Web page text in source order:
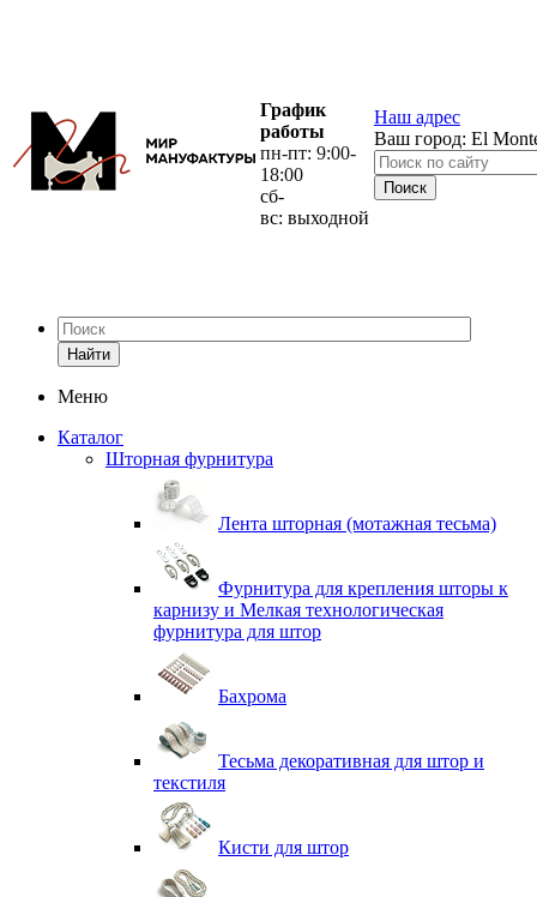
График
работы
пн-пт: 9:00-
18:00
сб-
вс: выходной
Наш адрес
Ваш город: El
Найти
Меню
Каталог
Шторная фурнитура
Лента шторная (мотажная тесьма)
Фурнитура для крепления шторы к
карнизу и Мелкая технологическая
фурнитура для штор
Бахрома
Тесьма декоративная для штор и
текстиля
Кисти для штор